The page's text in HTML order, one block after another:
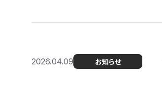
2026.04.09 お知らせ